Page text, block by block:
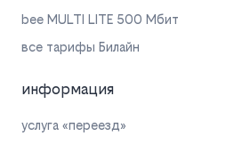
bee MULTI LITE 500 Мбит
все тарифы Билайн
информация
услуга «переезд»